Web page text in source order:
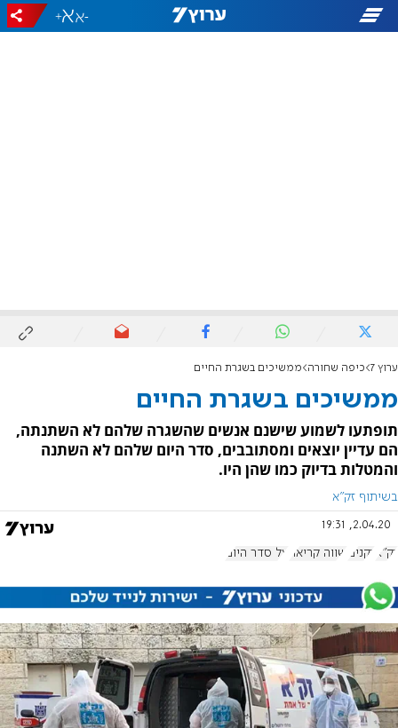
-
+
ערוץ 7 כיפה שחורה ממשיכים בשגרת החיים
ממשיכים בשגרת החיים
תופתעו לשמוע שישנם אנשים שהשגרה שלהם לא השתנתה,
הם עדיין יוצאים ומסתובבים, סדר היום שלהם לא השתנה
והמטלות בדיוק כמו שהן היו.
בשיתוף זק"א
2.04.20, 19:31
זק"א זקנים שווה קריאה על סדר היום